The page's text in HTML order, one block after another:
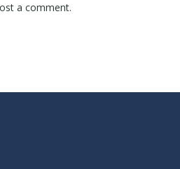
a comment.